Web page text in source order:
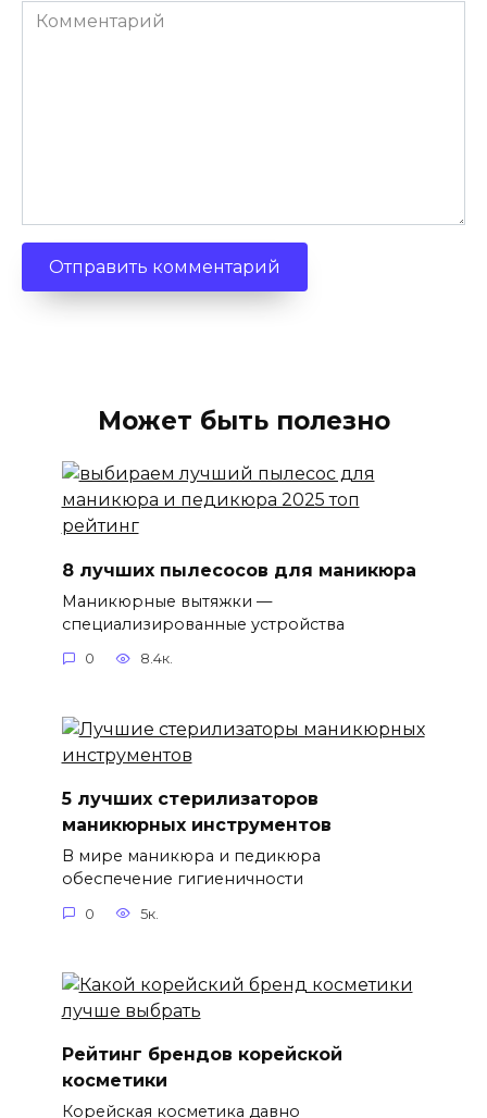
Комментарий
Может быть полезно
8 лучших пылесосов для маникюра
Маникюрные вытяжки —
специализированные устройства
0 8.4к.
5 лучших стерилизаторов
маникюрных инструментов
В мире маникюра и педикюра
обеспечение гигиеничности
0 5к.
Рейтинг брендов корейской
косметики
Корейская косметика давно